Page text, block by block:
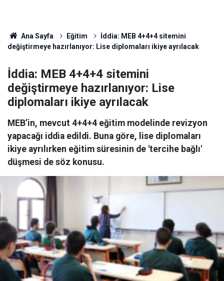
Ana Sayfa Eğitim
İddia: MEB 4+4+4 sitemini
değiştirmeye hazırlanıyor: Lise diplomaları ikiye ayrılacak
İddia: MEB 4+4+4 sitemini
değiştirmeye hazırlanıyor: Lise
diplomaları ikiye ayrılacak
MEB’in, mevcut 4+4+4 eğitim modelinde revizyon
yapacağı iddia edildi. Buna göre, lise diplomaları
ikiye ayrılırken eğitim süresinin de 'tercihe bağlı'
düşmesi de söz konusu.